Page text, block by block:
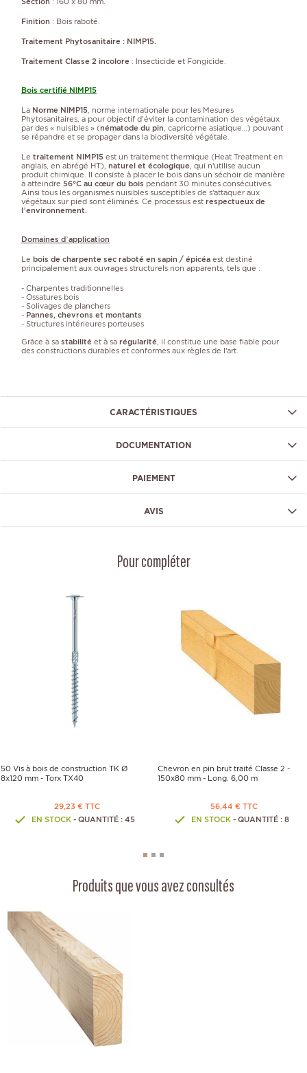
Finition : Bois raboté.
Traitement Phytosanitaire : NIMP15.
Traitement Classe 2 incolore : Insecticide et Fongicide.
Bois certifié NIMP15
La Norme NIMP15 , norme internationale pour les Mesures
Phytosanitaires, a pour objectif d'éviter la contamination des végétaux
par des « nuisibles » (nématode du pin , capricorne asiatique…) pouvant
se répandre et se propager dans la biodiversité végétale.
Le traitement NIMP15 est un traitement thermique (Heat Treatment en
anglais, en abrégé HT), naturel et écologique , qui n’utilise aucun
produit chimique. Il consiste à placer le bois dans un séchoir de manière
à atteindre 56°C au cœur du bois pendant 30 minutes consécutives.
Ainsi tous les organismes nuisibles susceptibles de s’attaquer aux
végétaux sur pied sont éliminés. Ce processus est respectueux de
l’environnement.
Domaines d’application
Le bois de charpente sec raboté en sapin / épicéa est destiné
principalement aux ouvrages structurels non apparents, tels que :
- Charpentes traditionnelles
- Ossatures bois
- Solivages de planchers
- Pannes, chevrons et montants
- Structures intérieures porteuses
Grâce à sa stabilité et à sa régularité , il constitue une base fiable pour
des constructions durables et conformes aux règles de l’art.
CARACTÉRISTIQUES
DOCUMENTATION
PAIEMENT
AVIS
Pour compléter
50 Vis à bois de construction TK Ø
8x120 mm - Torx TX40
29,23 € TTC
EN STOCK - QUANTITÉ : 45
Chevron en pin brut traité Classe 2 -
150x80 mm - Long. 6,00 m
56,44 € TTC
EN STOCK - QUANTITÉ : 8
Produits que vous avez consultés